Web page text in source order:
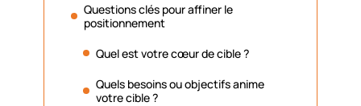
Questions clés pour affiner le
positionnement
Quel est votre cœur de cible ?
Quels besoins ou objectifs anime
votre cible ?